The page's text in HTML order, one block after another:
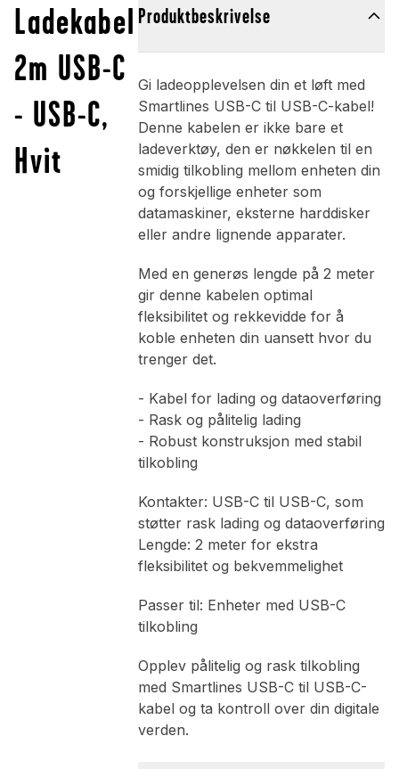
Ladekabel
2m USB-C
- USB-C,
Hvit
Produktbeskrivelse
Gi ladeopplevelsen din et løft med
Smartlines USB-C til USB-C-kabel!
Denne kabelen er ikke bare et
ladeverktøy, den er nøkkelen til en
smidig tilkobling mellom enheten din
og forskjellige enheter som
datamaskiner, eksterne harddisker
eller andre lignende apparater.
Med en generøs lengde på 2 meter
gir denne kabelen optimal
fleksibilitet og rekkevidde for å
koble enheten din uansett hvor du
trenger det.
- Kabel for lading og dataoverføring
- Rask og pålitelig lading
- Robust konstruksjon med stabil
tilkobling
Kontakter: USB-C til USB-C, som
støtter rask lading og dataoverføring
Lengde: 2 meter for ekstra
fleksibilitet og bekvemmelighet
Passer til: Enheter med USB-C
tilkobling
Opplev pålitelig og rask tilkobling
med Smartlines USB-C til USB-C-
kabel og ta kontroll over din digitale
verden.